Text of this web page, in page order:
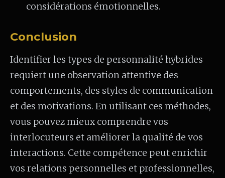
considérations émotionnelles.
Conclusion
Identifier les types de personnalité hybrides
requiert une observation attentive des
comportements, des styles de communication
et des motivations. En utilisant ces méthodes,
vous pouvez mieux comprendre vos
interlocuteurs et améliorer la qualité de vos
interactions. Cette compétence peut enrichir
vos relations personnelles et professionnelles,